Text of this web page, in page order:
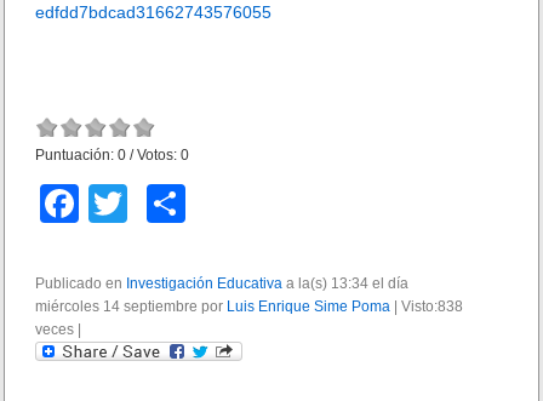
edfdd7bdcad31662743576055
Puntuación: 0/ Votos: 0
F
c
e
b
tt
er
m
p
ar
Publicado en Investigación Educativa a la(s) 13:34 el día
miércoles 14 septiembre por Luis Enrique Sime Poma | Visto:838
veces |